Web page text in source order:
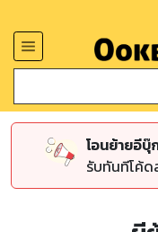
โอนย้ายอีบุ๊
รับทันทีโค้ด